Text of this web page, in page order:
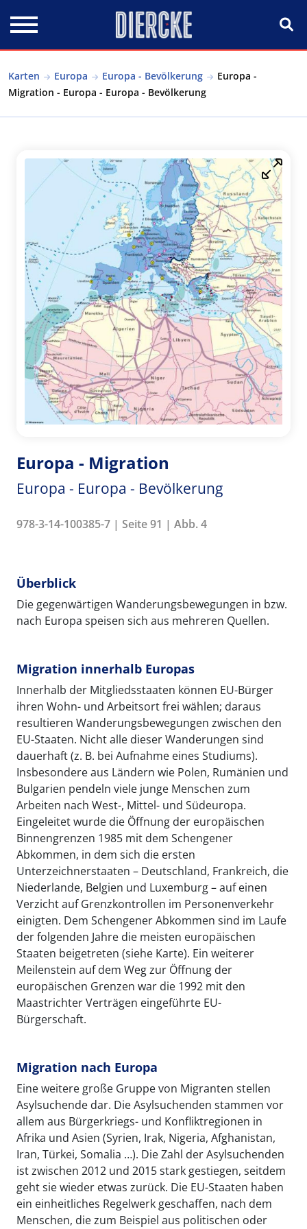
Karten Europa Europa - Bevölkerung
Europa -
Migration - Europa - Europa - Bevölkerung
Europa - Migration
Europa - Europa - Bevölkerung
978-3-14-100385-7 | Seite 91 | Abb. 4
Überblick
Die gegenwärtigen Wanderungsbewegungen in bzw.
nach Europa speisen sich aus mehreren Quellen.
Migration innerhalb Europas
Innerhalb der Mitgliedsstaaten können EU-Bürger
ihren Wohn- und Arbeitsort frei wählen; daraus
resultieren Wanderungsbewegungen zwischen den
EU-Staaten. Nicht alle dieser Wanderungen sind
dauerhaft (z. B. bei Aufnahme eines Studiums).
Insbesondere aus Ländern wie Polen, Rumänien und
Bulgarien pendeln viele junge Menschen zum
Arbeiten nach West-, Mittel- und Südeuropa.
Eingeleitet wurde die Öffnung der europäischen
Binnengrenzen 1985 mit dem Schengener
Abkommen, in dem sich die ersten
Unterzeichnerstaaten – Deutschland, Frankreich, die
Niederlande, Belgien und Luxemburg – auf einen
Verzicht auf Grenzkontrollen im Personenverkehr
einigten. Dem Schengener Abkommen sind im Laufe
der folgenden Jahre die meisten europäischen
Staaten beigetreten (siehe Karte). Ein weiterer
Meilenstein auf dem Weg zur Öffnung der
europäischen Grenzen war die 1992 mit den
Maastrichter Verträgen eingeführte EU-
Bürgerschaft.
Migration nach Europa
Eine weitere große Gruppe von Migranten stellen
Asylsuchende dar. Die Asylsuchenden stammen vor
allem aus Bürgerkriegs- und Konfliktregionen in
Afrika und Asien (Syrien, Irak, Nigeria, Afghanistan,
Iran, Türkei, Somalia …). Die Zahl der Asylsuchenden
ist zwischen 2012 und 2015 stark gestiegen, seitdem
geht sie wieder etwas zurück. Die EU-Staaten haben
ein einheitliches Regelwerk geschaffen, nach dem
Menschen, die zum Beispiel aus politischen oder